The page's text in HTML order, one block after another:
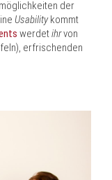
der
Usabilitykommt
werdetihrvon
erfrischenden